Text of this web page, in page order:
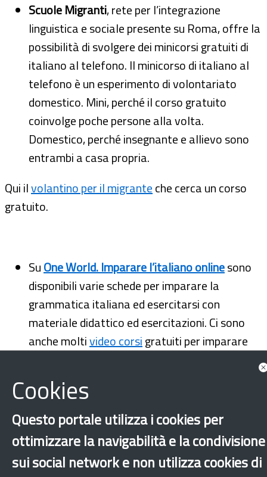
Scuole Migranti, rete per l’integrazione
linguistica e sociale presente su Roma, offre la
possibilità di svolgere dei minicorsi gratuiti di
italiano al telefono. Il minicorso di italiano al
telefono è un esperimento di volontariato
domestico. Mini, perché il corso gratuito
coinvolge poche persone alla volta.
Domestico, perché insegnante e allievo sono
entrambi a casa propria.
Qui ilvolantino per il migranteche cerca un corso
gratuito.
SuOne World. Imparare l’italiano onlinesono
disponibili varie schede per imparare la
grammatica italiana ed esercitarsi con
materiale didattico ed esercitazioni. Ci sono
anche moltivideo corsigratuiti per imparare
molto altro.
Cookies
Questo portale utilizza i cookies per
ottimizzare la navigabilità e la condivisione
sui social network e non utilizza cookies di